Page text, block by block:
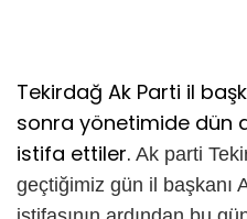
Tekirdağ Ak Parti il
sonra yönetimide dün
istifa ettiler. Ak parti
geçtiğimiz gün il başkanı